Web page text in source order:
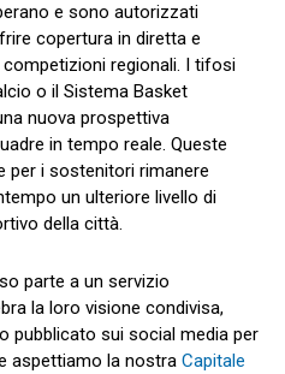
e sono autorizzati
copertura in diretta e
regionali. I tifosi
o il Sistema Basket
nuova prospettiva
in tempo reale. Queste
per i sostenitori rimanere
un ulteriore livello di
della città.
parte a un servizio
la loro visione condivisa,
pubblicato sui social media per
aspettiamo la nostra Capitale